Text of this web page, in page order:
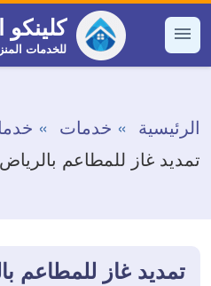
التجاوز
إلى القائمة للخدمات
الرئيسية خدمات
تمديد غاز للمطاعم بالرياض
تمديد غاز للمطاعم